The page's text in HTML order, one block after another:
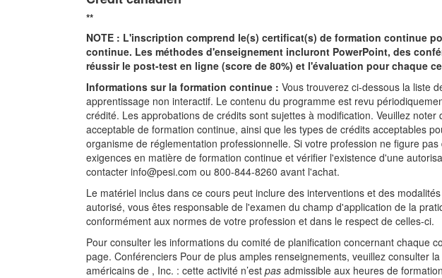
**
NOTE : L'inscription comprend le(s) certificat(s) de formation continue
continue. Les méthodes d'enseignement incluront PowerPoint, des
réussir le post-test en ligne (score de 80%) et l'évaluation pour chaque
Informations sur la formation continue : Vous trouverez ci-dessous la liste
apprentissage non interactif. Le contenu du programme est revu
crédité. Les approbations de crédits sont sujettes à modification. Veuillez
acceptable de formation continue, ainsi que les types de crédits acceptables
organisme de réglementation professionnelle. Si votre profession ne figure
exigences en matière de formation continue et vérifier l'existence d'une
contacter info@pesi.com ou 800-844-8260 avant l'achat.
Le matériel inclus dans ce cours peut inclure des interventions et des
autorisé, vous êtes responsable de l'examen du champ d'application de la
conformément aux normes de votre profession et dans le respect de celles-ci.
Pour consulter les informations du comité de planification concernant chaque
page. Conférenciers Pour de plus amples renseignements, veuillez consulter
américains de , Inc. : cette activité n’est pas admissible aux heures de